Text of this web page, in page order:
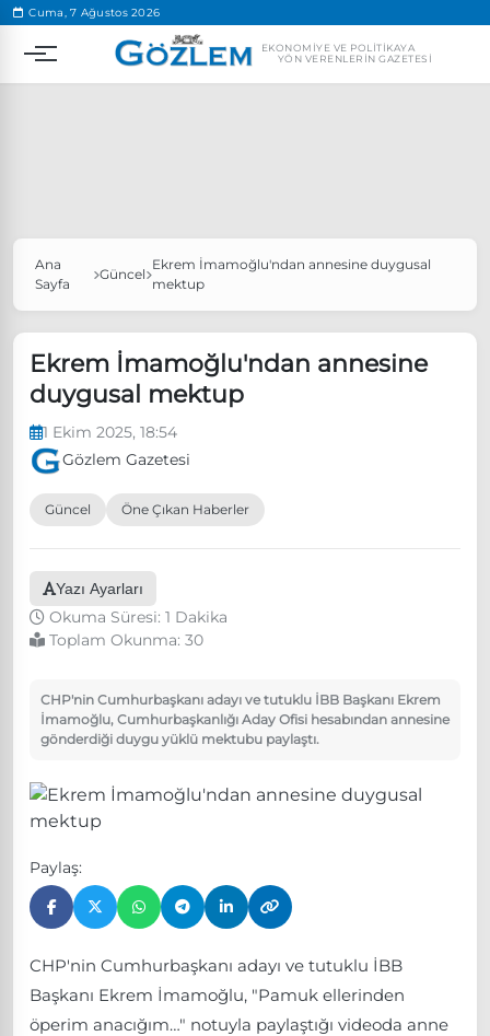
Cuma, 7 Ağustos 2026
EKONOMIYE VE POLITIKAYA
YÖN VERENLERIN GAZETESI
Popüler Aramalar
Özgür Özel, Ekrem İmamoğlu’nu ziyaret edecek
Ünlü çift bir etkinliğe daha katılmama kararı aldı
Ana
Sayfa
Güncel
Ekrem İmamoğlu'ndan annesine duygusal
mektup
Ekrem İmamoğlu'ndan annesine
duygusal mektup
1 Ekim 2025, 18:54
Gözlem Gazetesi
Güncel Öne Çıkan Haberler
Yazı Ayarları
Okuma Süresi: 1 Dakika
Toplam Okunma: 30
CHP'nin Cumhurbaşkanı adayı ve tutuklu İBB Başkanı Ekrem
İmamoğlu, Cumhurbaşkanlığı Aday Ofisi hesabından annesine
gönderdiği duygu yüklü mektubu paylaştı.
Paylaş:
CHP'nin Cumhurbaşkanı adayı ve tutuklu İBB
Başkanı Ekrem İmamoğlu, "Pamuk ellerinden
öperim anacığım…" notuyla paylaştığı videoda anne